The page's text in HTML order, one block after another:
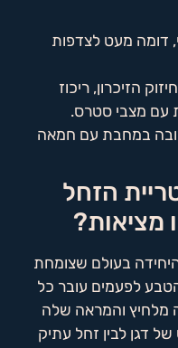
דומה מעט לצדפות
חיזוק הזיכרון, ריכוז
עם מצבי סטרס.
במחבת עם חמאה
הזחל
מציאות?
בעולם שצומחת
לפעמים עובר כל
מלחיץ והמראה שלה
דגן לבין זחל עתיק